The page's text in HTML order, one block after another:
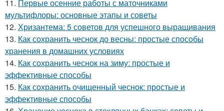
11. Первые осенние работы с маточниками
мультифлоры: основные этапы и советы
12. Хризантема: 5 советов для успешного выращивания
13. Как сохранить чеснок до весны: простые способы
хранения в домашних условиях
14. Как сохранить чеснок на зиму: простые и
эффективные способы
15. Как сохранить очищенный чеснок: простые и
эффективные способы